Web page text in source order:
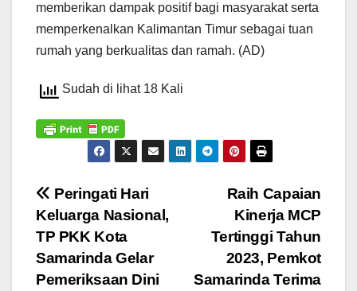
memberikan dampak positif bagi masyarakat serta
memperkenalkan Kalimantan Timur sebagai tuan
rumah yang berkualitas dan ramah. (AD)
Sudah di lihat 18 Kali
Navigasi
pos
Raih Capaian
Kinerja MCP
Tertinggi Tahun
2023, Pemkot
Samarinda Terima
Peringati Hari
Keluarga Nasional,
TP PKK Kota
Samarinda Gelar
Pemeriksaan Dini